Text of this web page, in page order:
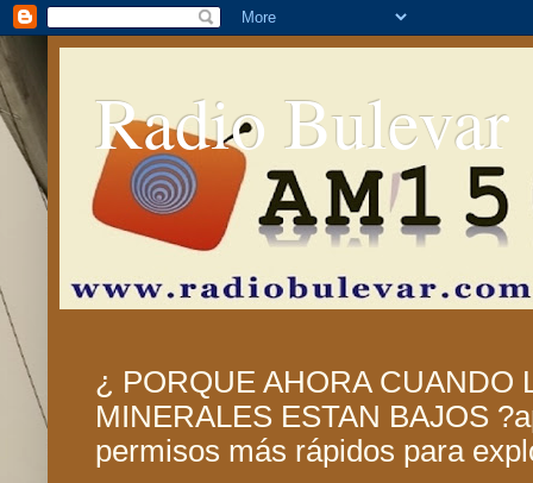
Radio Bulevar
¿ PORQUE AHORA CUANDO
MINERALES ESTAN BAJOS
permisos más rápidos para